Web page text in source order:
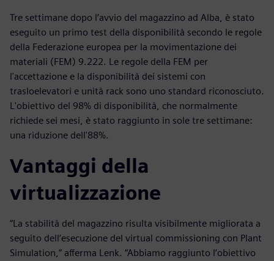
Tre settimane dopo l’avvio del magazzino ad Alba, è stato
eseguito un primo test della disponibilità secondo le regole
della Federazione europea per la movimentazione dei
materiali (FEM) 9.222. Le regole della FEM per
l'accettazione e la disponibilità dei sistemi con
trasloelevatori e unità rack sono uno standard riconosciuto.
L'obiettivo del 98% di disponibilità, che normalmente
richiede sei mesi, è stato raggiunto in sole tre settimane:
una riduzione dell'88%.
Vantaggi della
virtualizzazione
“La stabilità del magazzino risulta visibilmente migliorata a
seguito dell’esecuzione del virtual commissioning con Plant
Simulation,” afferma Lenk. “Abbiamo raggiunto l’obiettivo